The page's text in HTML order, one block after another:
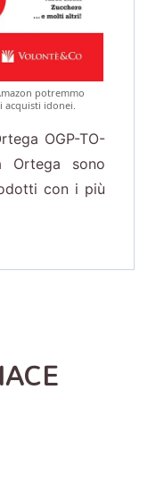
potremmo
acquisti idonei.
OGP-TO-
Ortega sono
con i più